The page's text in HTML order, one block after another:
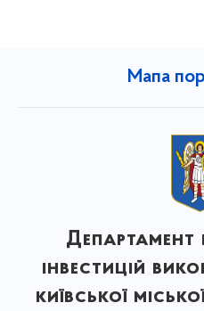
Мапа
Департамент
інвестицій
київської